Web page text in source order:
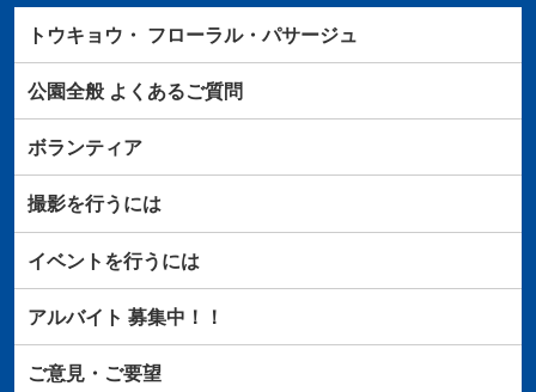
トウキョウ・ フローラル・パサージュ
公園全般よくあるご質問
ボランティア
撮影を行うには
イベントを行うには
アルバイト 募集中！！
ご意見・ご要望